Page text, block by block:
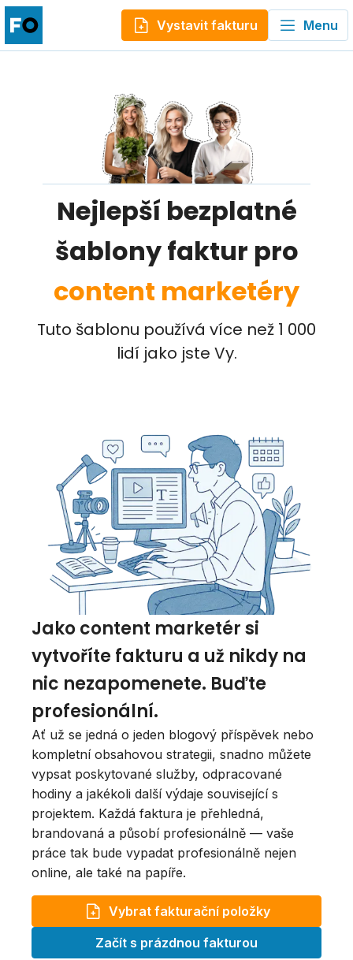
Vystavit fakturu Menu
Nejlepší bezplatné
šablony faktur pro
content marketéry
Tuto šablonu používá více než 1 000
lidí jako jste Vy.
Jako content marketér si
vytvoříte fakturu a už nikdy na
nic nezapomenete. Buďte
profesionální.
Ať už se jedná o jeden blogový příspěvek nebo
kompletní obsahovou strategii, snadno můžete
vypsat poskytované služby, odpracované
hodiny a jakékoli další výdaje související s
projektem. Každá faktura je přehledná,
brandovaná a působí profesionálně — vaše
práce tak bude vypadat profesionálně nejen
online, ale také na papíře.
Vybrat fakturační položky
Začít s prázdnou fakturou